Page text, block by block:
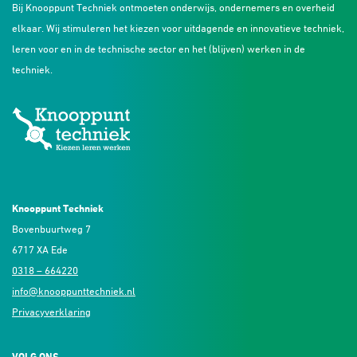
Bij Knooppunt Techniek ontmoeten onderwijs, ondernemers en overheid
elkaar. Wij stimuleren het kiezen voor uitdagende en innovatieve techniek,
leren voor en in de technische sector en het (blijven) werken in de
techniek.
Knooppunt Techniek
Bovenbuurtweg 7
6717 XA Ede
0318 – 664220
info@knooppunttechniek.nl
Privacyverklaring